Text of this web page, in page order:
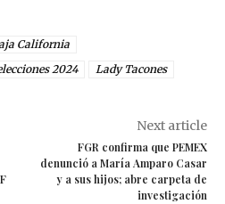
California
2024 Lady Tacones
Next article
FGR confirma que PEMEX
denunció a María Amparo Casar
y a sus hijos; abre carpeta de
investigación